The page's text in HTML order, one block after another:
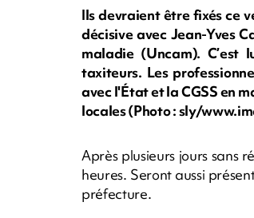
Ils devraient être fixés ce
décisive avec Jean-Yves
maladie (Uncam).
taxiteurs. Les
avec l'État et la CGSS en
locales (Photo : sly/
Après plusieurs jours sans
heures. Seront aussi
préfecture.